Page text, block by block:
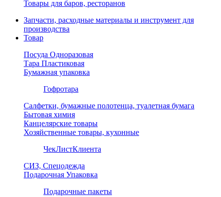
Товары для баров, ресторанов
Запчасти, расходные материалы и инструмент для
производства
Товар
Посуда Одноразовая
Тара Пластиковая
Бумажная упаковка
Гофротара
Салфетки, бумажные полотенца, туалетная бумага
Бытовая химия
Канцелярские товары
Хозяйственные товары, кухонные
ЧекЛистКлиента
СИЗ, Спецодежда
Подарочная Упаковка
Подарочные пакеты